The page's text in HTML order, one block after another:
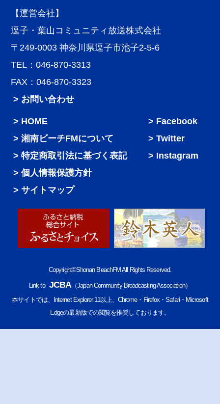
【運営会社】
逗子・葉山コミュニティ放送株式会社
〒249-0003 神奈川県逗子市池子2-5-6
TEL：046-870-3313
FAX：046-870-3323
> お問い合わせ
HOME
湘南ビーチFMについて
特定商取引法に基づく表記
個人情報保護方針
サイトマップ
Facebook
Twitter
Instagram
Copyright©Shonan BeachFM All Rights Reserved.
Link to JCBA （Japan Community Broadcasting Association）
本サイトでは、Internet Explorer 11以上、Chrome・Firefox・Safari・Microsoft
Edgeの最新版での閲覧を推奨しております。